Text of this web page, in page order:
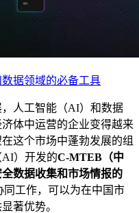
据领域的必备工具
人工智能（AI）和数据
体中运营的企业变得越来
这个市场中蓬勃发展的组
）开发的C-MTEB（中
数据收集和市场情报的
工作，可以为在中国市
著优势。